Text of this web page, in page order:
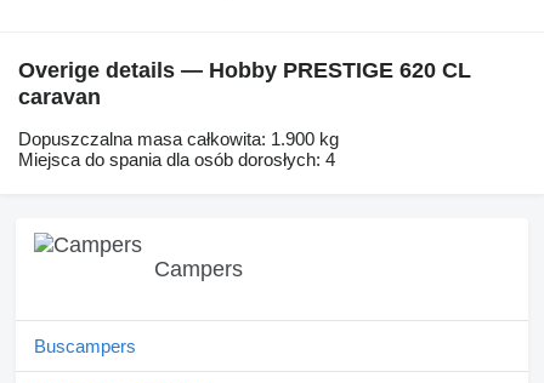
Overige details — Hobby PRESTIGE 620 CL
caravan
Dopuszczalna masa całkowita: 1.900 kg
Miejsca do spania dla osób dorosłych: 4
Campers
Buscampers